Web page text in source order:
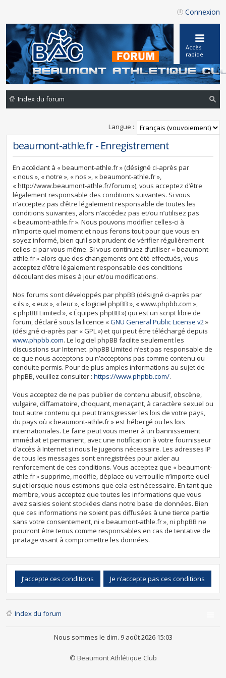
Connexion
Accès
rapide
Index du forum
he
he
Langue :
beaumont-athle.fr - Enregistrement
En accédant à « beaumont-athle.fr » (désigné ci-après par
« nous », « notre », « nos », « beaumont-athle.fr »,
« http://www.beaumont-athle.fr/forum »), vous acceptez d’être
légalement responsable des conditions suivantes. Si vous
n’acceptez pas d’être légalement responsable de toutes les
conditions suivantes, alors n’accédez pas et/ou n’utilisez pas
« beaumont-athle.fr ». Nous pouvons modifier celles-ci à
n’importe quel moment et nous ferons tout pour que vous en
soyez informé, bien qu’il soit prudent de vérifier régulièrement
celles-ci par vous-même. Si vous continuez d’utiliser « beaumont-
athle.fr » alors que des changements ont été effectués, vous
acceptez d’être légalement responsable des conditions
découlant des mises à jour et/ou modifications.
Nos forums sont développés par phpBB (désigné ci-après par
« ils », « eux », « leur », « logiciel phpBB », « www.phpbb.com »,
« phpBB Limited », « Équipes phpBB ») qui est un script libre de
forum, déclaré sous la licence «GNU General Public License v2»
(désigné ci-après par « GPL ») et qui peut être téléchargé depuis
www.phpbb.com. Le logiciel phpBB facilite seulement les
discussions sur Internet. phpBB Limited n’est pas responsable de
ce que nous acceptons ou n’acceptons pas comme contenu ou
conduite permis. Pour de plus amples informations au sujet de
phpBB, veuillez consulter : https://www.phpbb.com/.
Vous acceptez de ne pas publier de contenu abusif, obscène,
vulgaire, diffamatoire, choquant, menaçant, à caractère sexuel ou
tout autre contenu qui peut transgresser les lois de votre pays,
du pays où « beaumont-athle.fr » est hébergé ou les lois
internationales. Le faire peut vous mener à un bannissement
immédiat et permanent, avec une notification à votre fournisseur
d’accès à Internet si nous le jugeons nécessaire. Les adresses IP
de tous les messages sont enregistrées pour aider au
renforcement de ces conditions. Vous acceptez que « beaumont-
athle.fr » supprime, modifie, déplace ou verrouille n’importe quel
sujet lorsque nous estimons que cela est nécessaire. En tant que
membre, vous acceptez que toutes les informations que vous
avez saisies soient stockées dans notre base de données. Bien
que ces informations ne soient pas diffusées à une tierce partie
sans votre consentement, ni « beaumont-athle.fr », ni phpBB ne
pourront être tenus comme responsables en cas de tentative de
piratage visant à compromettre les données.
Index du forum
Nous sommes le dim. 9 août 2026 15:03
© Beaumont Athlétique Club